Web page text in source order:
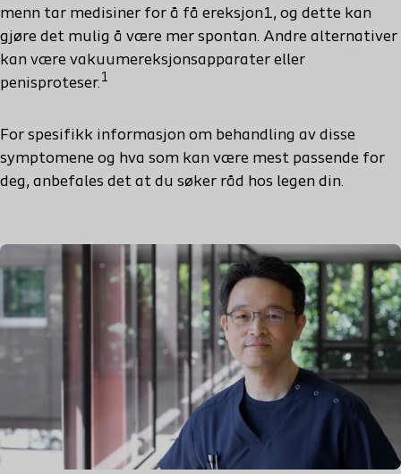
menn tar medisiner for å få ereksjon1, og dette kan
gjøre det mulig å være mer spontan. Andre alternativer
kan være vakuumereksjonsapparater eller
penisproteser. 1
For spesifikk informasjon om behandling av disse
symptomene og hva som kan være mest passende for
deg, anbefales det at du søker råd hos legen din.